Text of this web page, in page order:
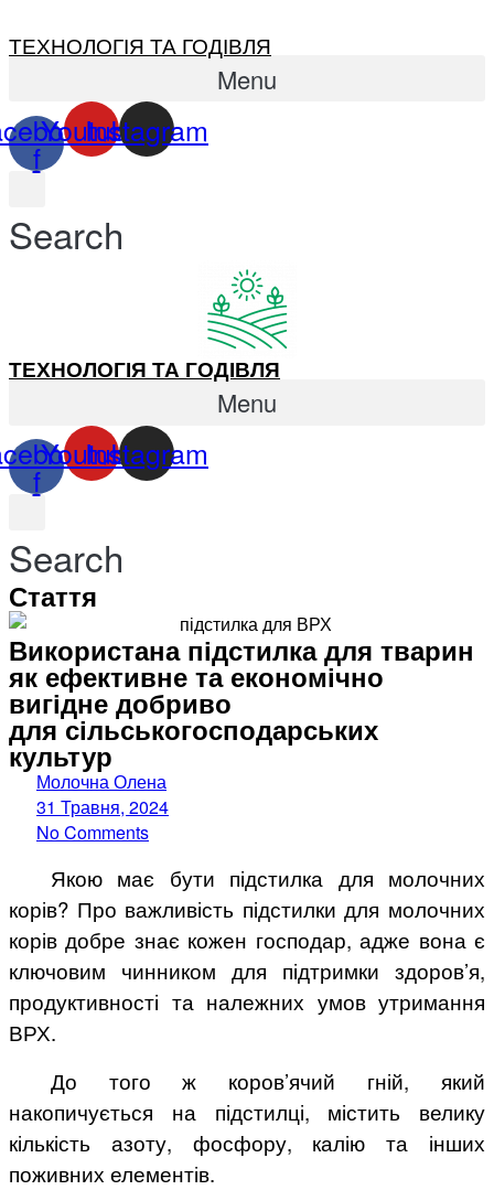
ТЕХНОЛОГІЯ ТА ГОДІВЛЯ
Menu
f
Youtube
Instagram
Search
ТЕХНОЛОГІЯ ТА ГОДІВЛЯ
Menu
f
Youtube
Instagram
Search
Стаття
Використана підстилка для тварин
як ефективне та економічно
вигідне добриво
для сільськогосподарських
культур
Молочна Олена
31 Травня, 2024
No Comments
Якою має бути підстилка для молочних
корів? Про важливість підстилки для молочних
корів добре знає кожен господар, адже вона є
ключовим чинником для підтримки здоров’я,
продуктивності та належних умов утримання
ВРХ.
До того ж коров’ячий гній, який
накопичується на підстилці, містить велику
кількість азоту, фосфору, калію та інших
поживних елементів.